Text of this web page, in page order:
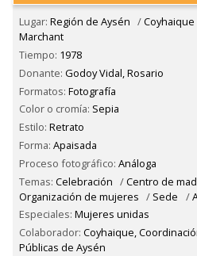
Lugar: Región de Aysén /Coyhaique
Marchant
Tiempo: 1978
Donante: Godoy Vidal, Rosario
Formatos: Fotografía
Color o cromía: Sepia
Estilo: Retrato
Forma: Apaisada
Proceso fotográfico: Análoga
Temas: Celebración /Centro de
Organización de mujeres / Sede /
Especiales: Mujeres unidas
Colaborador: Coyhaique,
Públicas de Aysén